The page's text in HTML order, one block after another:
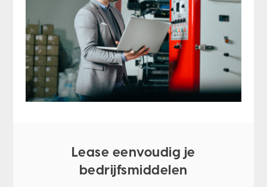
Lease eenvoudig je
bedrijfsmiddelen